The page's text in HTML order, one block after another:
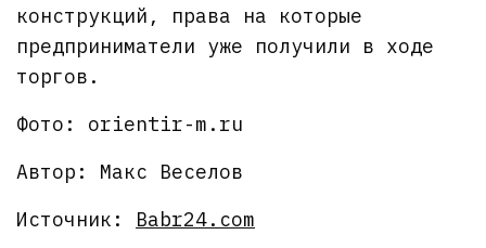
конструкций, права на которые
предприниматели уже получили в ходе
торгов.
Фото: orientir-m.ru
Автор: Макс Веселов
Источник: Babr24.com